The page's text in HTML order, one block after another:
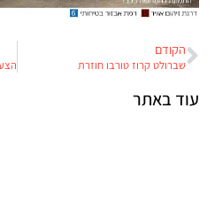
הקודם
שברולט קרוז טורבו חוזרת
עוד באתר